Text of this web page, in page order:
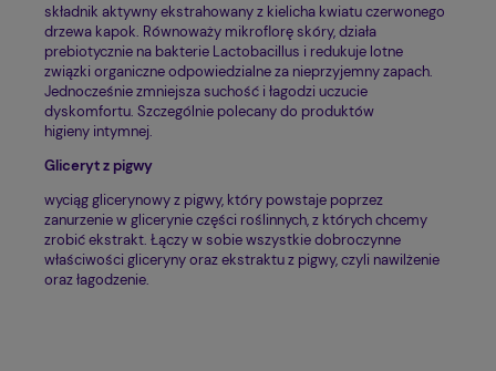
składnik aktywny ekstrahowany z kielicha kwiatu czerwonego
drzewa kapok. Równoważy mikroflorę skóry, działa
prebiotycznie na bakterie Lactobacillus i redukuje lotne
związki organiczne odpowiedzialne za nieprzyjemny zapach.
Jednocześnie zmniejsza suchość i łagodzi uczucie
dyskomfortu. Szczególnie polecany do produktów
higieny intymnej.
Gliceryt z pigwy
wyciąg glicerynowy z pigwy, który powstaje poprzez
zanurzenie w glicerynie części roślinnych, z których chcemy
zrobić ekstrakt. Łączy w sobie wszystkie dobroczynne
właściwości gliceryny oraz ekstraktu z pigwy, czyli nawilżenie
oraz łagodzenie.